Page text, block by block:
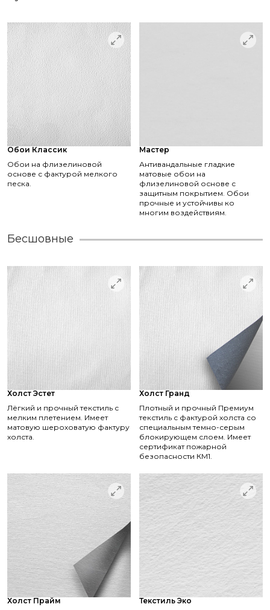
Обои Классик
Обои на флизелиновой
основе с фактурой мелкого
песка.
Мастер
Антивандальные гладкие
матовые обои на
флизелиновой основе с
защитным покрытием. Обои
прочные и устойчивы ко
многим воздействиям.
Бесшовные
Холст Эстет
Лёгкий и прочный текстиль с
мелким плетением. Имеет
матовую шероховатую фактуру
холста.
Холст Гранд
Плотный и прочный Премиум
текстиль с фактурой холста со
специальным темно-серым
блокирующем слоем. Имеет
сертификат пожарной
безопасности КМ1.
Холст Прайм
Текстиль Эко